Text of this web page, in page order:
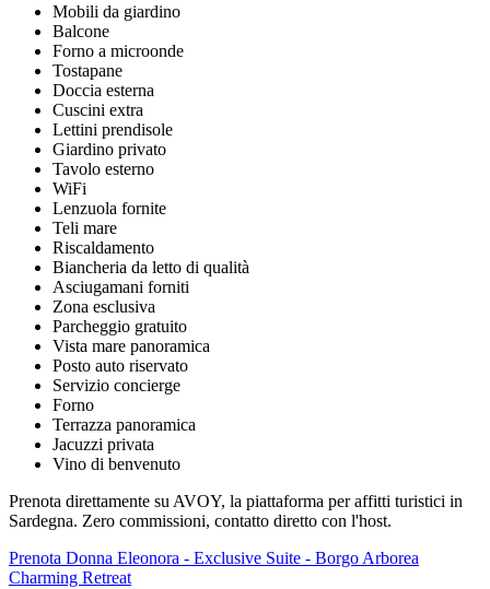
Mobili da giardino
Balcone
Forno a microonde
Tostapane
Doccia esterna
Cuscini extra
Lettini prendisole
Giardino privato
Tavolo esterno
WiFi
Lenzuola fornite
Teli mare
Riscaldamento
Biancheria da letto di qualità
Asciugamani forniti
Zona esclusiva
Parcheggio gratuito
Vista mare panoramica
Posto auto riservato
Servizio concierge
Forno
Terrazza panoramica
Jacuzzi privata
Vino di benvenuto
Prenota direttamente su AVOY, la piattaforma per affitti turistici in
Sardegna. Zero commissioni, contatto diretto con l'host.
Prenota Donna Eleonora - Exclusive Suite - Borgo Arborea
Charming Retreat